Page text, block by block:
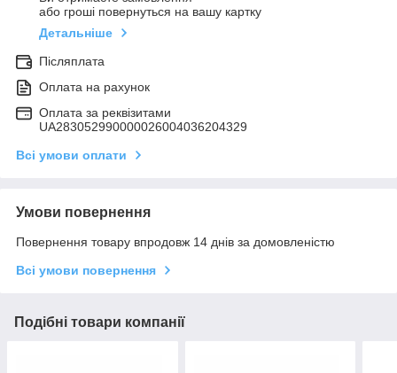
або гроші повернуться на вашу картку
Детальніше
Післяплата
Оплата на рахунок
Оплата за реквізитами
UA283052990000026004036204329
Всі умови оплати
Умови повернення
Повернення товару впродовж 14 днів за домовленістю
Всі умови повернення
Подібні товари компанії